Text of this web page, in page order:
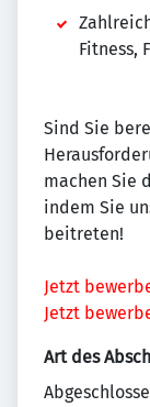
Fitness,
Sind Sie
machen Sie
indem Sie
beitreten!
Jetzt
Jetzt
Art des